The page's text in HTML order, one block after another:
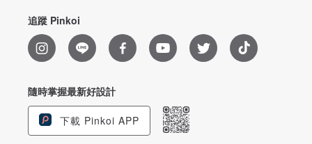
追蹤 Pinkoi
隨時掌握最新好設計
下載 Pinkoi APP